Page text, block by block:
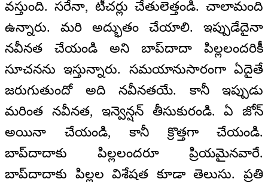
వస్తుంది. సరేనా, టీచర్లు చేతులెత్తండి. చాలామంది
ఉన్నారు. మరి అద్భుతం చేయాలి. ఇప్పుడేదైనా
నవీనత చేయండి అని బాప్‌దాదా పిల్లలందరికీ
సూచనను ఇస్తున్నారు. సమయానుసారంగా ఏదైతే
జరుగుతుందో అది నవీనతయే. కానీ ఇప్పుడు
మరింత నవీనత, ఇన్వెన్షన్‌ తీసుకురండి. ఏ జోన్‌
అయినా చేయండి, కానీ క్రొత్తగా చేయండి.
బాప్‌దాదాకు పిల్లలందరూ ప్రియమైనవారే.
బాప్‌దాదాకు పిల్లల విశేషత కూడా తెలుసు. ప్రతి